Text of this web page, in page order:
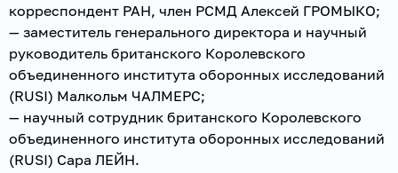
корреспондент РАН, член РСМД Алексей ГРОМЫКО;
— заместитель генерального директора и научный
руководитель британского Королевского
объединенного института оборонных исследований
(RUSI) Малкольм ЧАЛМЕРС;
— научный сотрудник британского Королевского
объединенного института оборонных исследований
(RUSI) Сара ЛЕЙН.